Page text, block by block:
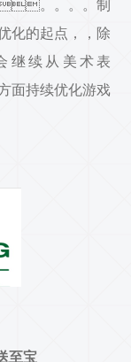
化的起点，，除
继续从美术表
面持续优化游戏
至宝